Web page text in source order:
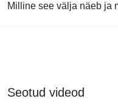
Milline see välja näeb ja
Seotud videod